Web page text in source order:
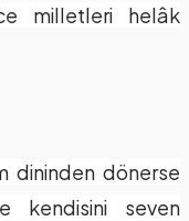
milletleri helâk
dininden dönerse
kendisini seven